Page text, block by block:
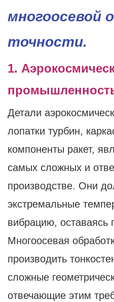
многоосевой
точности.
1.
Детали
лопатки турбин,
компоненты ракет,
самых сложных и
производстве. Они
экстремальные
вибрацию, оставаясь
Многоосевая
производить
сложные
отвечающие этим